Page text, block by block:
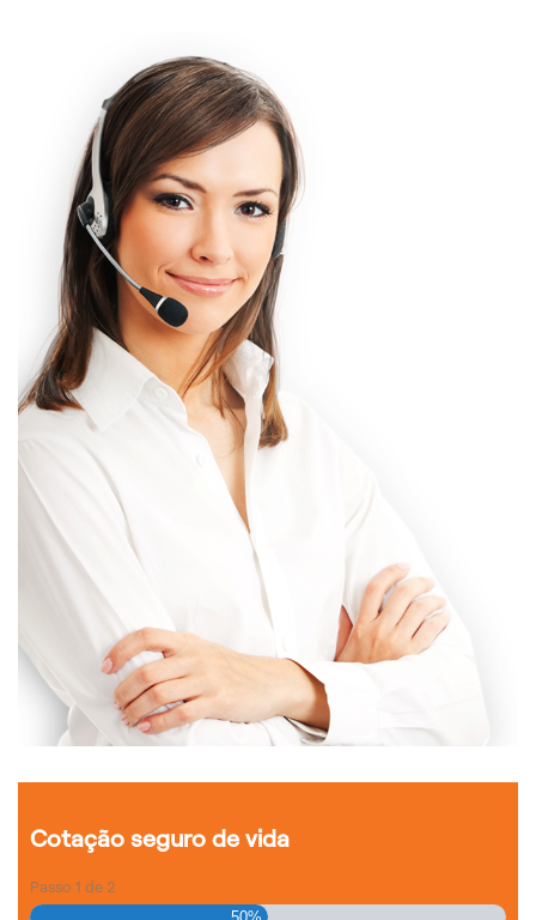
Cotação seguro de vida
Passo 1 de 2